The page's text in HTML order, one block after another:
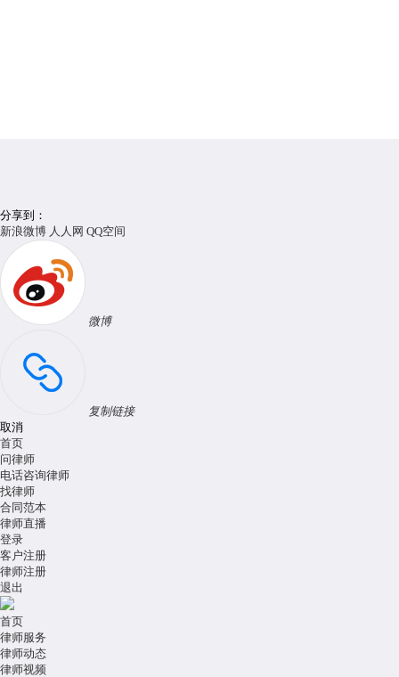
分享到：
新浪微博 人人网 QQ空间
微博
复制链接
取消
首页
问律师
电话咨询律师
找律师
合同范本
律师直播
登录
客户注册
律师注册
退出
首页
律师服务
律师动态
律师视频